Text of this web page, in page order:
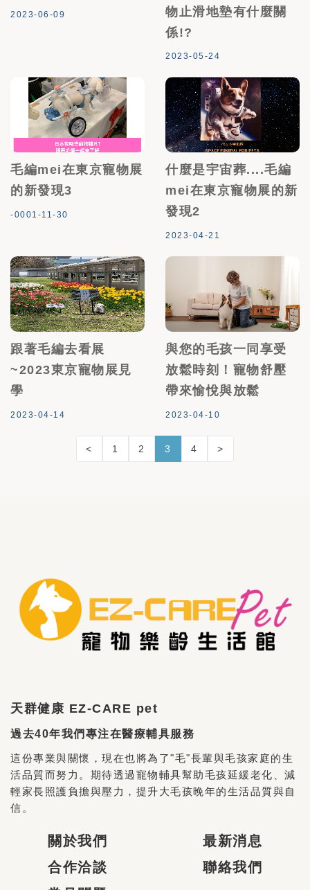
2023-06-09
物止滑地墊有什麼關
係!?
2023-05-24
毛編mei在東京寵物展
的新發現3
-0001-11-30
什麼是宇宙葬....毛編
mei在東京寵物展的新
發現2
2023-04-21
跟著毛編去看展
~2023東京寵物展見
學
2023-04-14
與您的毛孩一同享受
放鬆時刻！寵物舒壓
帶來愉悅與放鬆
2023-04-10
< 1 2 3 4 >
天群健康 EZ-CARE pet
過去40年我們專注在醫療輔具服務
這份專業與關懷，現在也將為了"毛"長輩與毛孩家庭的生
活品質而努力。期待透過寵物輔具幫助毛孩延緩老化、減
輕家長照護負擔與壓力，提升大毛孩晚年的生活品質與自
信。
關於我們
合作洽談
最新消息
聯絡我們